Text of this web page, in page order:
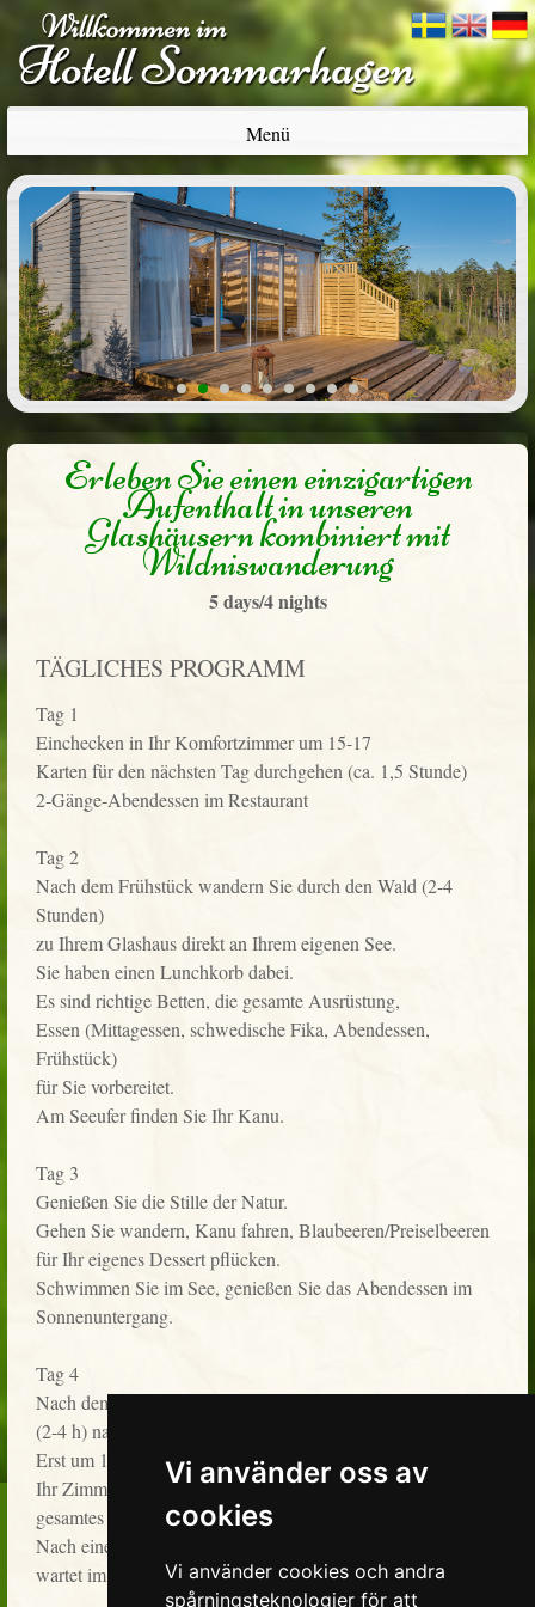
Vi använder oss av
cookies
Vi använder cookies och andra
spårningsteknologier för att
Menü
1 2 3 4 5 6 7 8 9
Erleben Sie einen einzigartigen
Aufenthalt in unseren
Glashäusern kombiniert mit
Wildniswanderung
5 days/4 nights
TÄGLICHES PROGRAMM
Tag 1
Einchecken in Ihr Komfortzimmer um 15-17
Karten für den nächsten Tag durchgehen (ca. 1,5 Stunde)
2-Gänge-Abendessen im Restaurant
Tag 2
Nach dem Frühstück wandern Sie durch den Wald (2-4
Stunden)
zu Ihrem Glashaus direkt an Ihrem eigenen See.
Sie haben einen Lunchkorb dabei.
Es sind richtige Betten, die gesamte Ausrüstung,
Essen (Mittagessen, schwedische Fika, Abendessen,
Frühstück)
für Sie vorbereitet.
Am Seeufer finden Sie Ihr Kanu.
Tag 3
Genießen Sie die Stille der Natur.
Gehen Sie wandern, Kanu fahren, Blaubeeren/Preiselbeeren
für Ihr eigenes Dessert pflücken.
Schwimmen Sie im See, genießen Sie das Abendessen im
Sonnenuntergang.
Tag 4
Nach dem Frühstück im Glashaus wandert ihr zurück
(2-4 h) nach Sommarhagen.
Erst um 11 Uhr müsst ihr das Glashaus verlassen.
Ihr Zimmer bleibt in Sommarhagen, sodass ihr euer
gesamtes Gepäck dort unterbringen könnt.
Nach einer Dusche (vielleicht einer Erholung?)
wartet im Restaurant ein 2-Gänge-Abendessen auf euch.